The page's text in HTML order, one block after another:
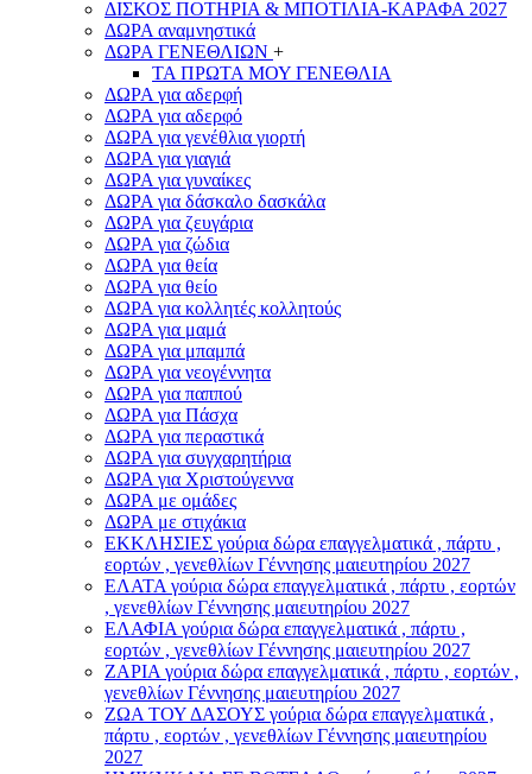
ΔΙΣΚΟΣ ΠΟΤΗΡΙΑ & ΜΠΟΤΙΛΙΑ-ΚΑΡΑΦΑ 2027
ΔΩΡΑ αναμνηστικά
ΔΩΡΑ ΓΕΝΕΘΛΙΩΝ +
ΤΑ ΠΡΩΤΑ ΜΟΥ ΓΕΝΕΘΛΙΑ
ΔΩΡΑ για αδερφή
ΔΩΡΑ για αδερφό
ΔΩΡΑ για γενέθλια γιορτή
ΔΩΡΑ για γιαγιά
ΔΩΡΑ για γυναίκες
ΔΩΡΑ για δάσκαλο δασκάλα
ΔΩΡΑ για ζευγάρια
ΔΩΡΑ για ζώδια
ΔΩΡΑ για θεία
ΔΩΡΑ για θείο
ΔΩΡΑ για κολλητές κολλητούς
ΔΩΡΑ για μαμά
ΔΩΡΑ για μπαμπά
ΔΩΡΑ για νεογέννητα
ΔΩΡΑ για παππού
ΔΩΡΑ για Πάσχα
ΔΩΡΑ για περαστικά
ΔΩΡΑ για συγχαρητήρια
ΔΩΡΑ για Χριστούγεννα
ΔΩΡΑ με ομάδες
ΔΩΡΑ με στιχάκια
ΕΚΚΛΗΣΙΕΣ γούρια δώρα επαγγελματικά , πάρτυ ,
εορτών , γενεθλίων Γέννησης μαιευτηρίου 2027
ΕΛΑΤΑ γούρια δώρα επαγγελματικά , πάρτυ , εορτών
, γενεθλίων Γέννησης μαιευτηρίου 2027
ΕΛΑΦΙΑ γούρια δώρα επαγγελματικά , πάρτυ ,
εορτών , γενεθλίων Γέννησης μαιευτηρίου 2027
ΖΑΡΙΑ γούρια δώρα επαγγελματικά , πάρτυ , εορτών ,
γενεθλίων Γέννησης μαιευτηρίου 2027
ΖΩΑ ΤΟΥ ΔΑΣΟΥΣ γούρια δώρα επαγγελματικά ,
πάρτυ , εορτών , γενεθλίων Γέννησης μαιευτηρίου
2027